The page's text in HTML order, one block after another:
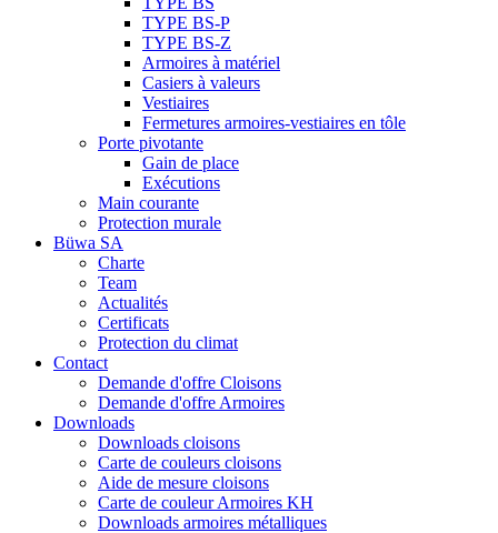
TYPE BS-P
TYPE BS-Z
Armoires à matériel
Casiers à valeurs
Vestiaires
Fermetures armoires-vestiaires en tôle
Porte pivotante
Gain de place
Exécutions
Main courante
Protection murale
Büwa SA
Charte
Team
Actualités
Certificats
Protection du climat
Contact
Demande d'offre Cloisons
Demande d'offre Armoires
Downloads
Downloads cloisons
Carte de couleurs cloisons
Aide de mesure cloisons
Carte de couleur Armoires KH
Downloads armoires métalliques